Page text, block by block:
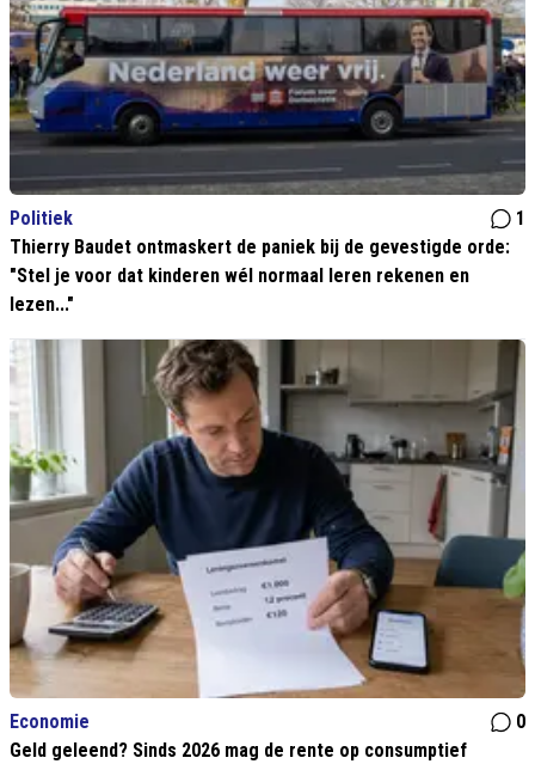
Politiek
1
Thierry Baudet ontmaskert de paniek bij de gevestigde orde:
"Stel je voor dat kinderen wél normaal leren rekenen en
lezen..."
Economie
0
Geld geleend? Sinds 2026 mag de rente op consumptief